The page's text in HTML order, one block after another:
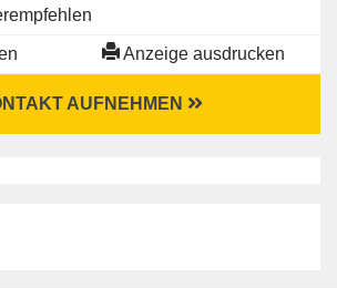
Anzeige ausdrucken
AUFNEHMEN